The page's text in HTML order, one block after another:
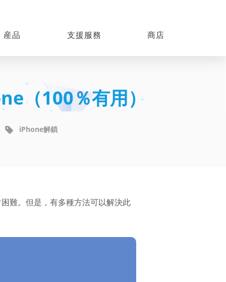
産品 支援服務 商店
（100％有用）
iPhone解鎖
難。但是，有多種方法可以解決此